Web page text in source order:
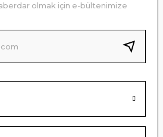
bulunuyor.
daha pahalı.
alternatifler olmalı.
Gönder
olmak için e-bültenimize